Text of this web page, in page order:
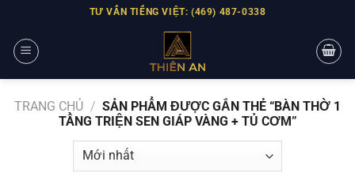
content
TƯ VẤN TIẾNG VIỆT: (469) 487-0338
TRANG CHỦ / SẢN PHẨM ĐƯỢC GẮN THẺ “BÀN THỜ 1
TẦNG TRIỆN SEN GIÁP VÀNG + TỦ CƠM”